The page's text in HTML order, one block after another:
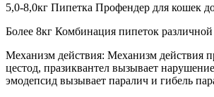
5,0-8,0кг Пипетка Профендер для кошек
Более 8кг Комбинация пипеток
Механизм действия: Механизм действия
цестод, празиквантел вызывает
эмодепсид вызывает паралич и гибель